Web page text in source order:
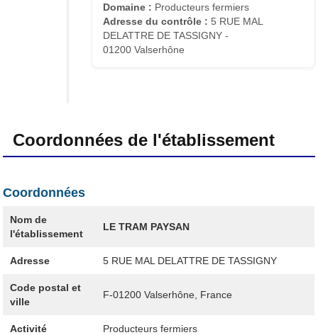
Domaine : Producteurs fermiers
Adresse du contrôle : 5 RUE MAL
DELATTRE DE TASSIGNY -
01200 Valserhône
Coordonnées de l'établissement
Coordonnées
Nom de
l'établissement
LE TRAM PAYSAN
Adresse 5 RUE MAL DELATTRE DE TASSIGNY
Code postal et
ville
F-01200 Valserhône, France
Activité Producteurs fermiers